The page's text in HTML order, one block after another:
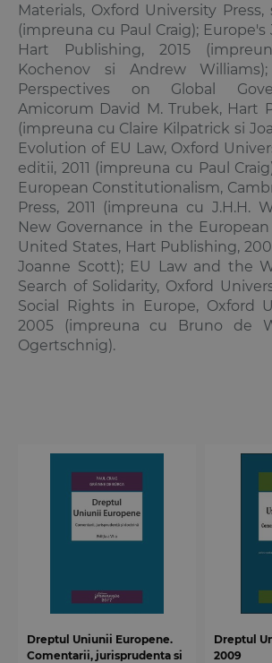
Materials, Oxford University Press,
(impreuna cu Paul Craig);
Hart Publishing, 2015
Kochenov si Andrew
Perspectives on Global
Amicorum David M. Trubek, Hart
(impreuna cu Claire Kilpatrick si
Evolution of EU Law, Oxford
editii, 2011 (impreuna cu Paul
European Constitutionalism,
Press, 2011 (impreuna cu J.H.H.
New Governance in the
United States, Hart Publishing,
Joanne Scott); EU Law and the
Search of Solidarity, Oxford
Social Rights in Europe, Oxford
2005 (impreuna cu Bruno de
Ogertschnig).
Dreptul Uniunii Europene.
Comentarii, jurisprudenta si
Dreptul
2009